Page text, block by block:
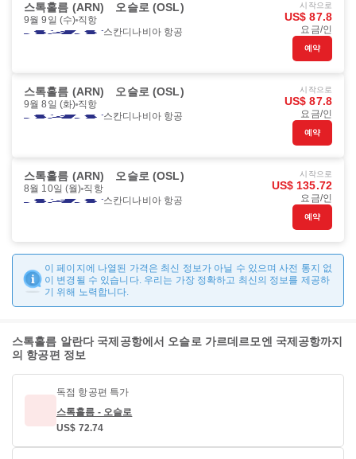
스톡홀름 (ARN) 오슬로 (OSL)
9월 9일 (수) 직항
스칸디나비아 항공
시작으로
US$ 87.8
요금/인
예약
스톡홀름 (ARN) 오슬로 (OSL)
9월 8일 (화) 직항
스칸디나비아 항공
시작으로
US$ 87.8
요금/인
예약
스톡홀름 (ARN) 오슬로 (OSL)
8월 10일 (월) 직항
스칸디나비아 항공
시작으로
US$ 135.72
요금/인
예약
이 페이지에 나열된 가격은 최신 정보가 아닐 수 있으며 사전 통지 없
이 변경될 수 있습니다. 우리는 가장 정확하고 최신의 정보를 제공하
기 위해 노력합니다.
스톡홀름 알란다 국제공항에서 오슬로 가르데르모엔 국제공항까지
의 항공편 정보
독점 항공편 특가
스톡홀름 - 오슬로
US$ 72.74